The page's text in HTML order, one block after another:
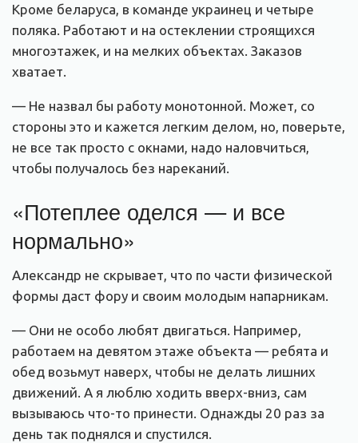
Кроме беларуса, в команде украинец и четыре
поляка. Работают и на остеклении строящихся
многоэтажек, и на мелких объектах. Заказов
хватает.
— Не назвал бы работу монотонной. Может, со
стороны это и кажется легким делом, но, поверьте,
не все так просто с окнами, надо наловчиться,
чтобы получалось без нареканий.
«Потеплее оделся — и все
нормально»
Александр не скрывает, что по части физической
формы даст фору и своим молодым напарникам.
— Они не особо любят двигаться. Например,
работаем на девятом этаже объекта — ребята и
обед возьмут наверх, чтобы не делать лишних
движений. А я люблю ходить вверх-вниз, сам
вызываюсь что-то принести. Однажды 20 раз за
день так поднялся и спустился.